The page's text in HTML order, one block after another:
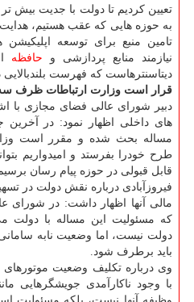
تعیین كردیم تا دولت با جدیت بیش
به حوزه هایی كه عقب هستیم، هدایت
تامین منبع برای توسعه
نیازمند منابع پردازشی و حافظه
دیتاسنترهاست كه فهرست
قرار است وزارت ارتباطات ظرف
دبیر شورای عالی فضای مجازی با
های داخلی اظهار نمود: در آخرین
مساله بحث شده و مقرر است
طرح خودرا بفرستد و امیدواریم
قابل قبولی در حوزه پیام رسان
فیروزآبادی درباره نقش دولت در
مالی آنها اظهار داشت: در
كه مسئولیت این مساله با دولت
دولت نیست، اما وضعیت نابه
باید برطرف شود.
وی درباره تكلیف وضعیت
با وجود ناكارآمدی جویشگرهایی